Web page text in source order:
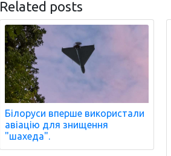
Related posts
Білоруси вперше використали
авіацію для знищення
"шахеда".